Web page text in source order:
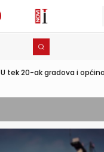
U tek 20-ak gradova i